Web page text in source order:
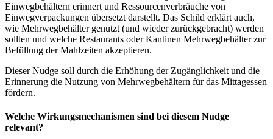
Einwegbehältern erinnert und Ressourcenverbräuche von
Einwegverpackungen übersetzt darstellt. Das Schild erklärt auch,
wie Mehrwegbehälter genutzt (und wieder zurückgebracht) werden
sollten und welche Restaurants oder Kantinen Mehrwegbehälter zur
Befüllung der Mahlzeiten akzeptieren.
Dieser Nudge soll durch die Erhöhung der Zugänglichkeit und die
Erinnerung die Nutzung von Mehrwegbehältern für das Mittagessen
fördern.
Welche Wirkungsmechanismen sind bei diesem Nudge
relevant?